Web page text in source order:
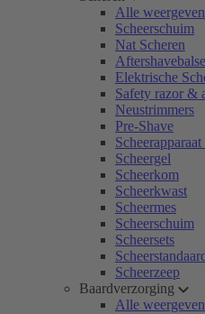
Alle weergeven
Scheerschuim
Nat Scheren
Elektrische
Safety razor &
Neustrimmers
Pre-Shave
Scheergel
Scheerkom
Scheerkwast
Scheermes
Scheerschuim
Scheersets
Scheerzeep
Baardverzorging
Alle weergeven